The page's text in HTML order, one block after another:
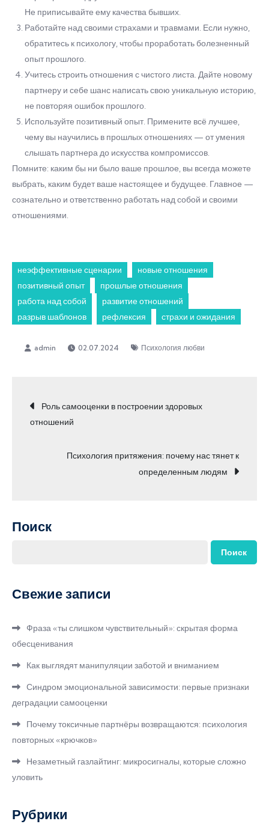
Не приписывайте ему качества бывших.
Работайте над своими страхами и травмами. Если нужно,
обратитесь к психологу, чтобы проработать болезненный
опыт прошлого.
Учитесь строить отношения с чистого листа. Дайте новому
партнеру и себе шанс написать свою уникальную историю,
не повторяя ошибок прошлого.
Используйте позитивный опыт. Примените всё лучшее,
чему вы научились в прошлых отношениях — от умения
слышать партнера до искусства компромиссов.
Помните: каким бы ни было ваше прошлое, вы всегда можете
выбрать, каким будет ваше настоящее и будущее. Главное —
сознательно и ответственно работать над собой и своими
отношениями.
неэффективные сценарии
новые отношения
позитивный опыт
прошлые отношения
работа над собой
развитие отношений
разрыв шаблонов
рефлексия страхи и ожидания
02.07.2024 Психология любви
Навигация
записям
Роль самооценки в построении здоровых
отношений
Психология притяжения: почему нас тянет к
определенным людям
Поиск
Поиск
Свежие записи
Фраза «ты слишком чувствительный»: скрытая форма
обесценивания
Как выглядят манипуляции заботой и вниманием
Синдром эмоциональной зависимости: первые признаки
деградации самооценки
Почему токсичные партнёры возвращаются: психология
повторных «крючков»
Незаметный газлайтинг: микросигналы, которые сложно
уловить
Рубрики